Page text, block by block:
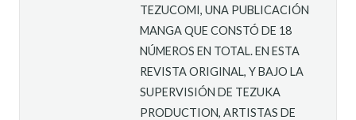
TEZUCOMI, UNA PUBLICACIÓN
MANGA QUE CONSTÓ DE 18
NÚMEROS EN TOTAL. EN ESTA
REVISTA ORIGINAL, Y BAJO LA
SUPERVISIÓN DE TEZUKA
PRODUCTION, ARTISTAS DE